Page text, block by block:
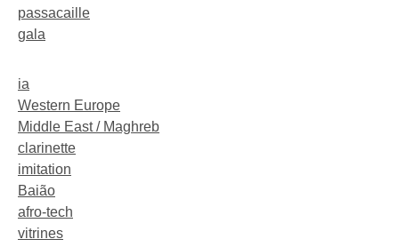
passacaille
gala
ia
Western Europe
Middle East / Maghreb
clarinette
imitation
Baião
afro-tech
vitrines